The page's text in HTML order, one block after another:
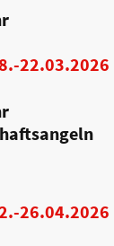
22.03.2026
26.04.2026